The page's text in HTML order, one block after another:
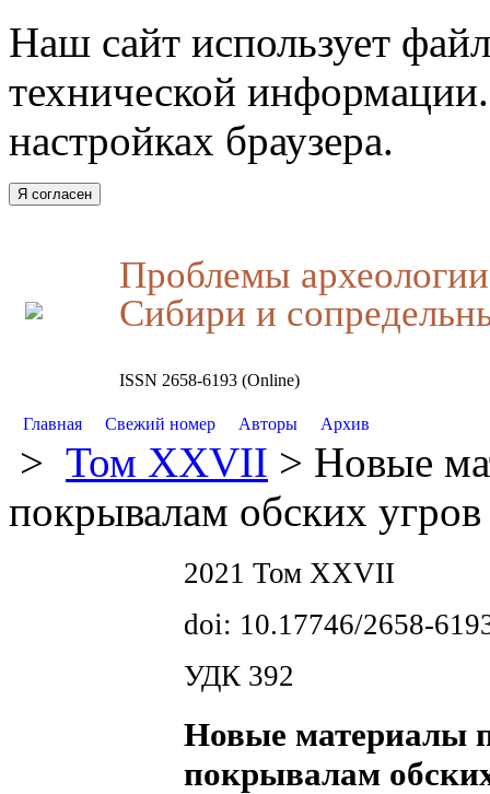
Наш сайт использует
технической
настройках браузера.
Я согласен
Проблемы
Сибири и
ISSN 2658-6193 (Online)
Главная Свежий номер Авторы Архив
> Том XXVII > Новые
покрывалам обских угров
2021 Том XXVII
doi: 10.17746/2658-
УДК 392
Новые материалы
покрывалам